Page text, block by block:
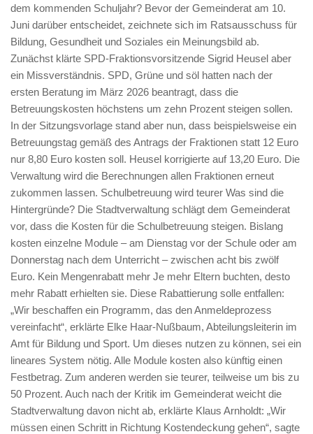
dem kommenden Schuljahr? Bevor der Gemeinderat am 10.
Juni darüber entscheidet, zeichnete sich im Ratsausschuss für
Bildung, Gesundheit und Soziales ein Meinungsbild ab.
Zunächst klärte SPD-Fraktionsvorsitzende Sigrid Heusel aber
ein Missverständnis. SPD, Grüne und söl hatten nach der
ersten Beratung im März 2026 beantragt, dass die
Betreuungskosten höchstens um zehn Prozent steigen sollen.
In der Sitzungsvorlage stand aber nun, dass beispielsweise ein
Betreuungstag gemäß des Antrags der Fraktionen statt 12 Euro
nur 8,80 Euro kosten soll. Heusel korrigierte auf 13,20 Euro. Die
Verwaltung wird die Berechnungen allen Fraktionen erneut
zukommen lassen. Schulbetreuung wird teurer Was sind die
Hintergründe? Die Stadtverwaltung schlägt dem Gemeinderat
vor, dass die Kosten für die Schulbetreuung steigen. Bislang
kosten einzelne Module – am Dienstag vor der Schule oder am
Donnerstag nach dem Unterricht – zwischen acht bis zwölf
Euro. Kein Mengenrabatt mehr Je mehr Eltern buchten, desto
mehr Rabatt erhielten sie. Diese Rabattierung solle entfallen:
„Wir beschaffen ein Programm, das den Anmeldeprozess
vereinfacht“, erklärte Elke Haar-Nußbaum, Abteilungsleiterin im
Amt für Bildung und Sport. Um dieses nutzen zu können, sei ein
lineares System nötig. Alle Module kosten also künftig einen
Festbetrag. Zum anderen werden sie teurer, teilweise um bis zu
50 Prozent. Auch nach der Kritik im Gemeinderat weicht die
Stadtverwaltung davon nicht ab, erklärte Klaus Arnholdt: „Wir
müssen einen Schritt in Richtung Kostendeckung gehen“, sagte